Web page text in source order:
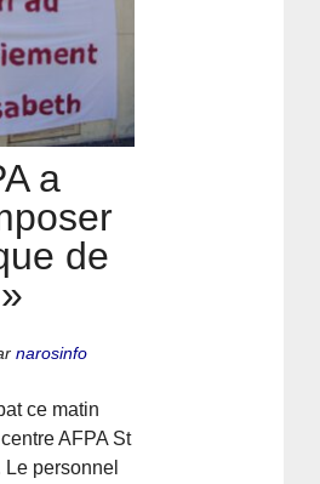
a
de
narosinfo
ce matin
AFPA St
personnel